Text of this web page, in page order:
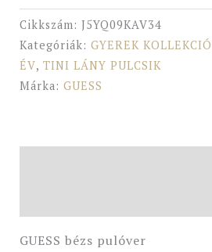
Cikkszám: J5YQ09KAV34
Kategóriák: GYEREK KOLLEKCIÓ
ÉV, TINI LÁNY PULCSIK
Márka: GUESS
GUESS bézs pulóver